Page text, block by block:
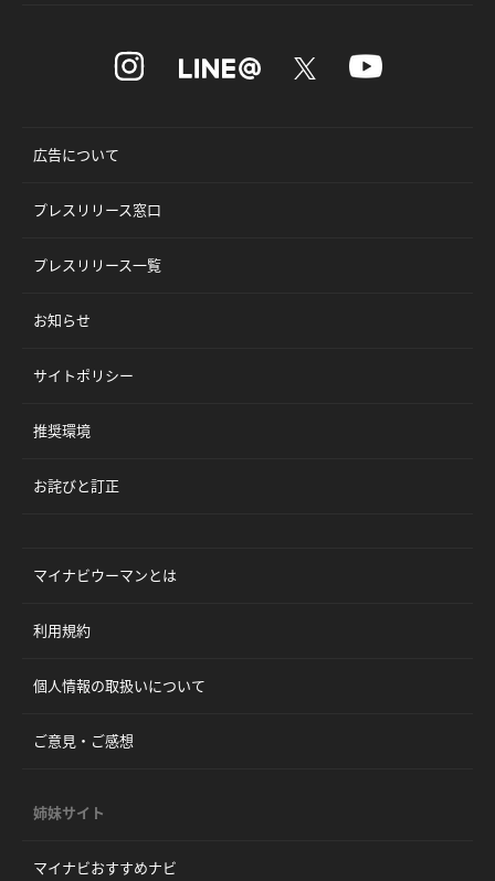
広告について
プレスリリース窓口
プレスリリース一覧
お知らせ
サイトポリシー
推奨環境
お詫びと訂正
マイナビウーマンとは
利用規約
個人情報の取扱いについて
ご意見・ご感想
姉妹サイト
マイナビおすすめナビ